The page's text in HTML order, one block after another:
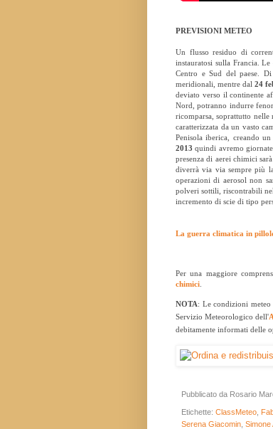
PREVISIONI METEO
Un flusso residuo di
instauratosi sulla Francia.
Centro e Sud del paese.
meridionali, mentre dal24
deviato verso il continente
Nord, potranno indurre
ricomparsa, soprattutto
caratterizzata da un vasto
Penisola iberica, creando
2013 quindi avremo
presenza di aerei chimici
diverrà via via sempre più
operazioni di aerosol non
polveri sottili, riscontrabili
incremento di scie di tipo
La guerra climatica in
Per una maggiore
chimici
NOTA: Le condizioni
Servizio Meteorologico dell'
debitamente informati delle
Pubblicato da Rosario
Etichette: ClassMeteo
Serena Giacomin Simone